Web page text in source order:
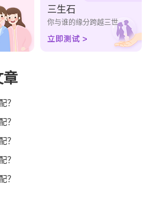
三生石
你与谁的缘分跨越三世
章
？
？
？
？
？